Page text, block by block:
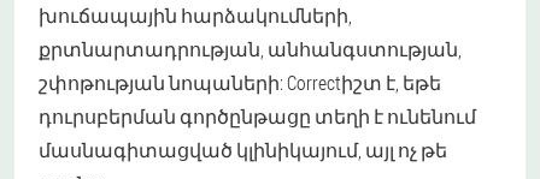
խուճապային հարձակումների,
քրտնարտադրության, անհանգստության,
շփոթության նոպաների: Correctիշտ է, եթե
դուրսբերման գործընթացը տեղի է ունենում
մասնագիտացված կլինիկայում, այլ ոչ թե